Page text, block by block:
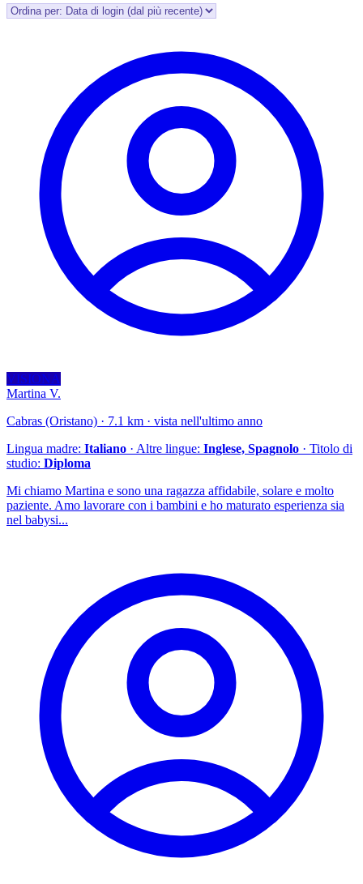
VISIONA
Martina V.
Cabras (Oristano) · 7.1 km · vista nell'ultimo anno
Lingua madre: Italiano · Altre lingue: Inglese, Spagnolo · Titolo di
studio: Diploma
Mi chiamo Martina e sono una ragazza affidabile, solare e molto
paziente. Amo lavorare con i bambini e ho maturato esperienza sia
nel babysi...